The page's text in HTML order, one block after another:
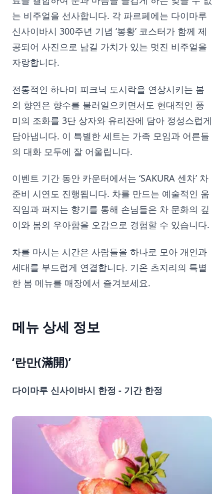
는 비주얼을 선사합니다. 각 파르페에는 다이마루
신사이바시 300주년 기념 ‘봉황’ 코스터가 함께 제
공되어 사진으로 남길 가치가 있는 멋진 비주얼을
자랑합니다.
전통적인 하나미 피크닉 도시락을 연상시키는 봄
의 향연은 향수를 불러일으키면서도 현대적인 풍
미의 조화를 3단 상자와 유리잔에 담아 정성스럽게
담아냅니다. 이 특별한 세트는 가족 모임과 어른들
의 대화 모두에 잘 어울립니다.
이벤트 기간 동안 카운터에서는 ‘SAKURA 센차’ 차
준비 시연도 진행됩니다. 차를 만드는 예술적인 움
직임과 퍼지는 향기를 통해 손님들은 차 문화의 깊
이와 봄의 우아함을 오감으로 경험할 수 있습니다.
차를 마시는 시간은 사람들을 하나로 모아 개인과
세대를 부드럽게 연결합니다. 기온 츠지리의 특별
한 봄 메뉴를 매장에서 즐겨보세요.
메뉴 상세 정보
‘란만(滿開)’
다이마루 신사이바시 한정 - 기간 한정